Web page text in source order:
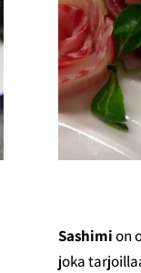
Sashimion
joka